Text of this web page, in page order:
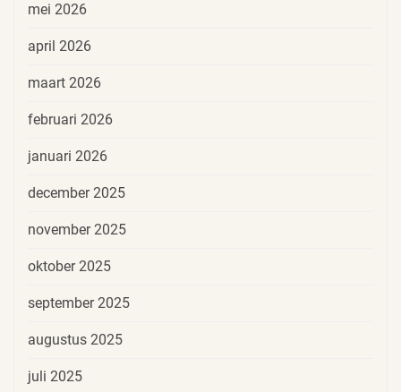
mei 2026
april 2026
maart 2026
februari 2026
januari 2026
december 2025
november 2025
oktober 2025
september 2025
augustus 2025
juli 2025